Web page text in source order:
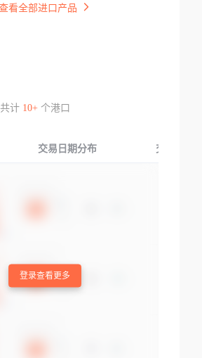
看全部进口产品
计 10+个港口
交易日期分布 交易产品
登录查看更多